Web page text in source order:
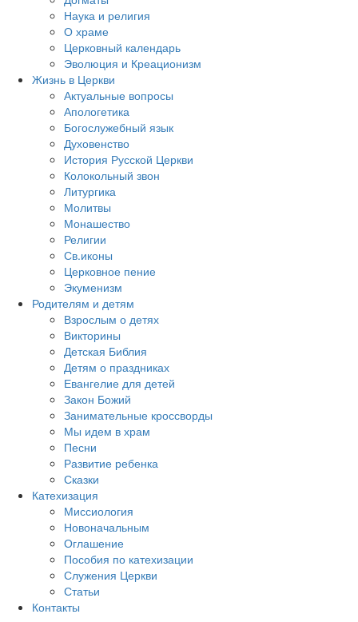
Наука и религия
О храме
Церковный календарь
Эволюция и Креационизм
Жизнь в Церкви
Актуальные вопросы
Апологетика
Богослужебный язык
Духовенство
История Русской Церкви
Колокольный звон
Литургика
Молитвы
Монашество
Религии
Св.иконы
Церковное пение
Экуменизм
Родителям и детям
Взрослым о детях
Викторины
Детская Библия
Детям о праздниках
Евангелие для детей
Закон Божий
Занимательные кроссворды
Мы идем в храм
Песни
Развитие ребенка
Сказки
Катехизация
Миссиология
Новоначальным
Оглашение
Пособия по катехизации
Служения Церкви
Статьи
Контакты